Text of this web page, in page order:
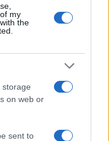
my
the
storage
on web or
sent to
grande
accoglienza
le suite: furto da